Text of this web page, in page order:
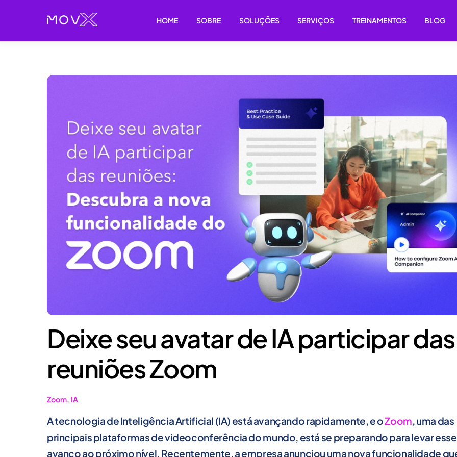
HOME SOBRE SOLUÇÕES SERVIÇOS TREINAMENTOS BLOG
Deixe seu avatar de IA participar das
reuniões Zoom
Zoom, IA
A tecnologia de Inteligência Artificial (IA) está avançando rapidamente, e oZoom, uma das
principais plataformas de videoconferência do mundo, está se preparando para levar esse
avanço ao próximo nível. Recentemente, a empresa anunciou uma nova funcionalidade